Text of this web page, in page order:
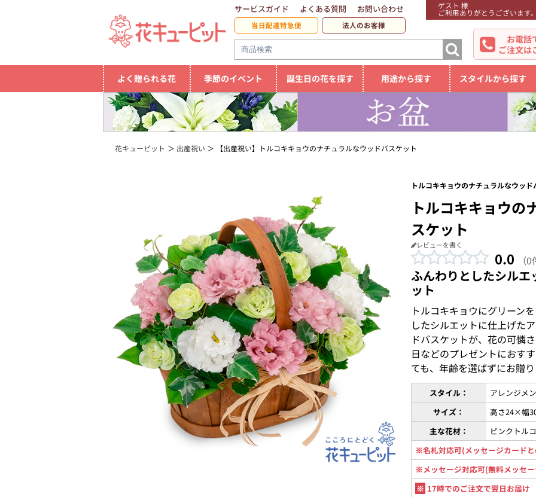
ゲスト 様
ご利用ありがとうございます。
サービスガイド よくある質問 お問い合わせ
当日配達特急便 法人のお客様
お電話
ご注文は
よく贈られる花 季節のイベント 誕生日の花を探す 用途から探す スタイルから探す
花キューピット 出産祝い 【出産祝い】トルコキキョウのナチュラルなウッドバスケット
トルコキキョウのナチュラルなウッ
トルコキキョウの
スケット
レビューを書く
0.0 （
ふんわりとしたシル
ット
トルコキキョウにグリーン
したシルエットに仕上げた
ドバスケットが、花の可憐
日などのプレゼントにおす
ても、年齢を選ばずにお贈り
スタイル：
アレンジメ
サイズ：
高さ24×幅
主な花材：
ピンクトル
※名札対応可(メッセージカード
※メッセージ対応可(無料メッセ
※ 17時でのご注文で翌日お届け